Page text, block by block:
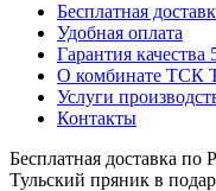
Бесплатная
Удобная оплата
Гарантия качества
О комбинате
Услуги
Контакты
Бесплатная доставка по
Тульский пряник в